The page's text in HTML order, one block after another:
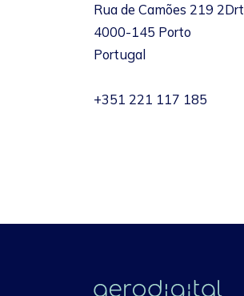
Rua de Camões 219 2Drt
4000-145 Porto
Portugal
+351 221 117 185